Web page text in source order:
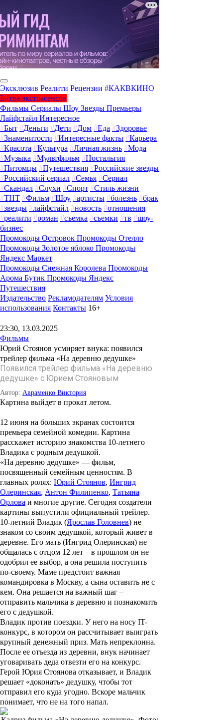
Эксклюзив Реалити Рецензии #КАКВКИНО
Битва экстрасенсов
Фильмы Сериалы Шоу Звезды Премьеры
Лайфстайл Интересное
#Быт #Деньги #Дети #Дом #Еда #Здоровье
#Знаменитости #Интересные факты #Карьера
#Красота #Культура #Личная жизнь #Мода
#Музыка #Мультфильм #Ностальгия
#Питомцы #Путешествия #Российские звезды
#Российский сериал #Семья #Сериал
#Скандал #Слухи #Спорт #Стиль жизни
#ТНТ #Фильм #Шоу #артисты #болезнь #брак
#звезды #лайфстайл #новость #отношения
#реалити #роман #съемка #съемки #тв #шоу-
бизнес
Промокоды Островок Промокоды Отелло
Промокоды Золотое яблоко Промокоды
Яндекс Маркет
Промокоды Снежная Королева Промокоды
Арома Бутик Промокоды Яндекс
Путешествия
Издательство Рекламодателям Условия
использования Контакты 16+
23:30, 13.03.2025
Фильмы
Юрий Стоянов усмиряет внука: появился
трейлер фильма «На деревню дедушке»
Появился трейлер фильма «На деревню
дедушке» с Юрием Стояновым
Автор: Авраменко Виктория
Картина выйдет в прокат летом.
12 июня на больших экранах состоится
премьера семейной комедии. Картина
расскажет историю знакомства 10-летнего
Владика с родным дедушкой.
«На деревню дедушке» — фильм,
посвященный семейным ценностям. В
главных ролях: Юрий Стоянов, Ингрид
Олеринская, Антон Филипенко, Татьяна
Орлова и многие другие. Сегодня создатели
картины выпустили официальный трейлер.
10-летний Владик (Ярослав Головнев) не
знаком со своим дедушкой, который живет в
деревне. Его мать (Ингрид Олеринская) не
общалась с отцом 12 лет – в прошлом он не
одобрил ее выбор, а она решила поступить
по-своему. Маме предстоит важная
командировка в Москву, а сына оставить не с
кем. Она решается на важный шаг –
отправить мальчика в деревню и познакомить
его с дедушкой.
Владик против поездки. У него на носу IT-
конкурс, в котором он рассчитывает выиграть
крупный денежный приз. Мать непреклонна.
После ее отъезда из деревни, внук начинает
уговаривать деда отвезти его на конкурс.
Герой Юрия Стоянова отказывает, и Владик
решает «доконать» дедушку, чтобы тот
отправил его куда угодно. Вскоре мальчик
понимает, что не на того напал.